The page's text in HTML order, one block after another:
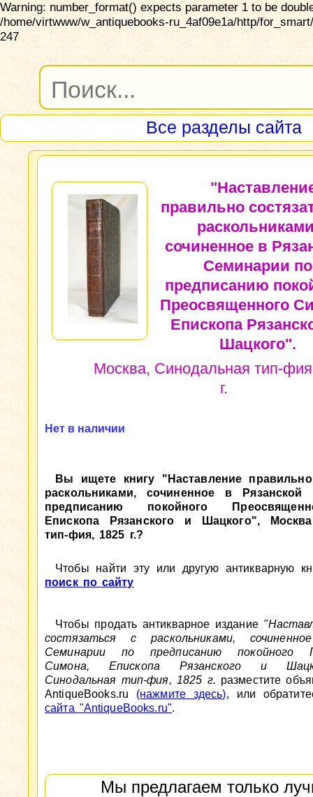
Warning: number_format() expects parameter 1 to be
/home/virtwww/w_antiquebooks-ru_4af09e1a/http/
247
Все разделы сайта
правильно
сочиненное в
Семинарии по
предписанию
Преосвященного
Епископа
Шацкого".
Москва, Синодальная тип-
г.
Нет в наличии
Вы ищете книгу "Наставление правильно
раскольниками, сочиненное в
предписанию покойного
Епископа Рязанского и Шацкого",
тип-фия, 1825 г.?
Чтобы найти эту или другую антикварную
поиск по сайту
Чтобы продать антикварное издание
состязаться с раскольниками,
Семинарии по предписанию покойного
Симона, Епископа Рязанского и
Синодальная тип-фия, 1825 г. разместите
AntiqueBooks.ru (нажмите здесь), или
сайта "AntiqueBooks.ru".
Мы предлагаем только